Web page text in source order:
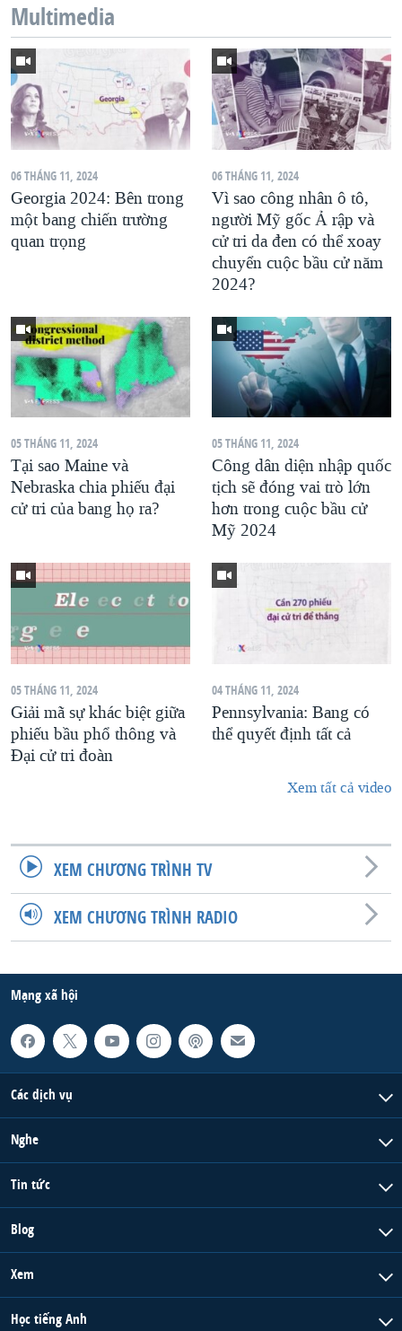
Multimedia
06 THÁNG 11, 2024
Georgia 2024: Bên trong
một bang chiến trường
quan trọng
06 THÁNG 11, 2024
Vì sao công nhân ô tô,
người Mỹ gốc Ả rập và
cử tri da đen có thể xoay
chuyển cuộc bầu cử năm
2024?
05 THÁNG 11, 2024
Tại sao Maine và
Nebraska chia phiếu đại
cử tri của bang họ ra?
05 THÁNG 11, 2024
Công dân diện nhập quốc
tịch sẽ đóng vai trò lớn
hơn trong cuộc bầu cử
Mỹ 2024
05 THÁNG 11, 2024
Giải mã sự khác biệt giữa
phiếu bầu phổ thông và
Đại cử tri đoàn
04 THÁNG 11, 2024
Pennsylvania: Bang có
thể quyết định tất cả
Xem tất cả video
XEM CHƯƠNG TRÌNH TV
XEM CHƯƠNG TRÌNH RADIO
Mạng xã hội
Các dịch vụ
Nghe
Tin tức
Blog
Xem
Học tiếng Anh